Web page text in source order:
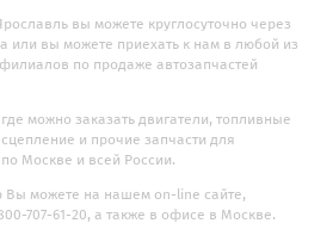
вы можете круглосуточно через
или вы можете приехать к нам в любой из
по продаже автозапчастей
можно заказать двигатели, топливные
и прочие запчасти для
по Москве и всей России.
Вы можете на нашем on-line сайте,
707-61-20, а также в офисе в Москве.